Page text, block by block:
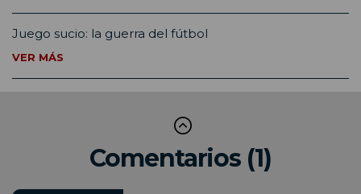
Juego sucio: la guerra del fútbol
VER MÁS
Comentarios (1)